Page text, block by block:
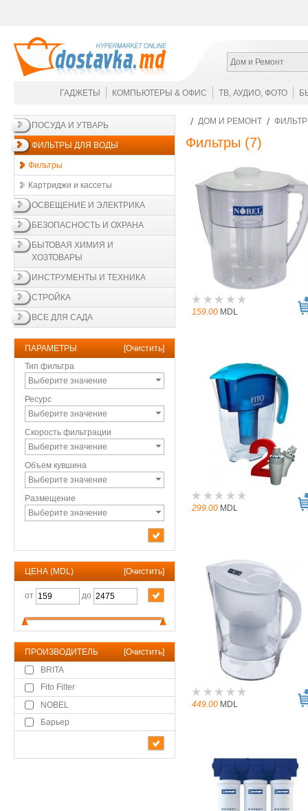
Дом и Ремонт
ГАДЖЕТЫ КОМПЬЮТЕРЫ & ОФИС ТВ, АУДИО, ФОТО
ПОСУДА И УТВАРЬ
ФИЛЬТРЫ ДЛЯ ВОДЫ
Фильтры
Картриджи и кассеты
ОСВЕЩЕНИЕ И ЭЛЕКТРИКА
БЕЗОПАСНОСТЬ И ОХРАНА
БЫТОВАЯ ХИМИЯ И
ХОЗТОВАРЫ
ИНСТРУМЕНТЫ И ТЕХНИКА
СТРОЙКА
ВСЕ ДЛЯ САДА
ПАРАМЕТРЫ [Очистить]
Тип фильтра
Выберите значение
Ресурс
Выберите значение
Скорость фильтрации
Выберите значение
Объем кувшина
Выберите значение
Размещение
Выберите значение
ЦЕНА (MDL) [Очистить]
от до
ПРОИЗВОДИТЕЛЬ [Очистить]
BRITA
Fito Filter
NOBEL
Барьер
ДОМ И РЕМОНТ
Фильтры (7)
159.00 MDL
299.00 MDL
449.00 MDL